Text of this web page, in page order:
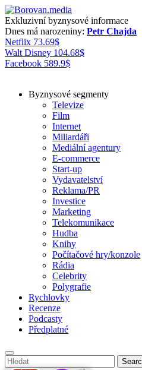
Exkluzivní byznysové informace
Dnes má narozeniny: Petr Chajda
Netflix 73.69$
Walt Disney 104.68$
Facebook 589.9$
Byznysové segmenty
Televize
Film
Internet
Miliardáři
Mediální agentury
E-commerce
Start-up
Vydavatelství
Reklama/PR
Investice
Marketing
Telekomunikace
Hudba
Knihy
Počítačové hry/konzole
Rádia
Celebrity
Polygrafie
Rychlovky
Recenze
Podcasty
Předplatné